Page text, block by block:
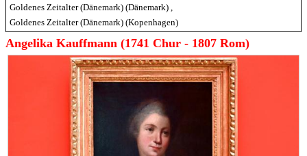
Goldenes Zeitalter (Dänemark) (Dänemark)
Goldenes Zeitalter (Dänemark) (Kopenhagen)
Angelika Kauffmann (1741 Chur - 1807 Rom)